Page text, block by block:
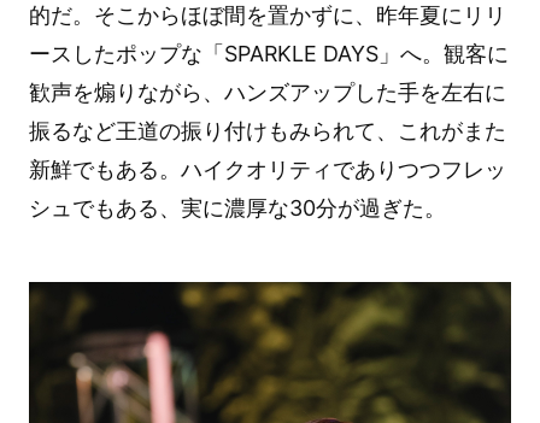
的だ。そこからほぼ間を置かずに、昨年夏にリリ
ースしたポップな「SPARKLE DAYS」へ。観客に
歓声を煽りながら、ハンズアップした手を左右に
振るなど王道の振り付けもみられて、これがまた
新鮮でもある。ハイクオリティでありつつフレッ
シュでもある、実に濃厚な30分が過ぎた。